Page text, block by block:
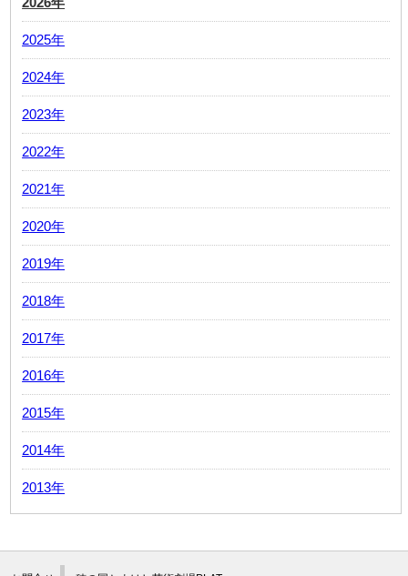
2025年
2024年
2023年
2022年
2021年
2020年
2019年
2018年
2017年
2016年
2015年
2014年
2013年